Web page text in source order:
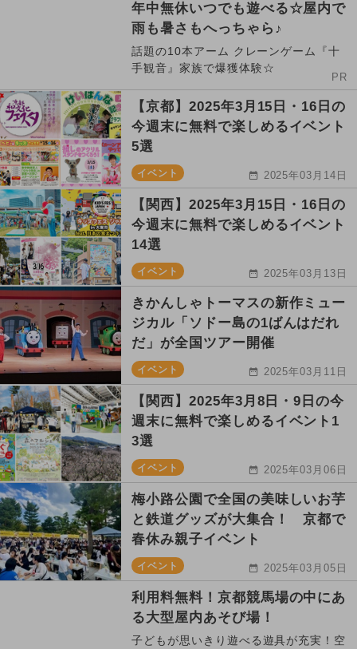
年中無休いつでも遊べる☆屋内で
雨も暑さもへっちゃら♪
話題の10本アーム クレーンゲーム『十
手観音』家族で爆獲体験☆
PR
【京都】2025年3月15日・16日の
今週末に無料で楽しめるイベント
5選
イベント 2025年03月14日
【関西】2025年3月15日・16日の
今週末に無料で楽しめるイベント
14選
イベント 2025年03月13日
きかんしゃトーマスの新作ミュー
ジカル「ソドー島の1ばんはだれ
だ」が全国ツアー開催
イベント 2025年03月11日
【関西】2025年3月8日・9日の今
週末に無料で楽しめるイベント1
3選
イベント 2025年03月06日
梅小路公園で全国の美味しいお芋
と鉄道グッズが大集合！ 京都で
春休み親子イベント
イベント 2025年03月05日
利用料無料！京都競馬場の中にあ
る大型屋内あそび場！
子どもが思いきり遊べる遊具が充実！空